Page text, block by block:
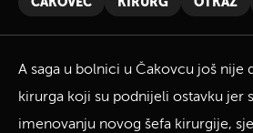
ČAKOVEC KIRURG OTKAZ
A saga u bolnici u Čakovcu još nije
kirurga koji su podnijeli ostavku jer
imenovanju novog šefa kirurgije,